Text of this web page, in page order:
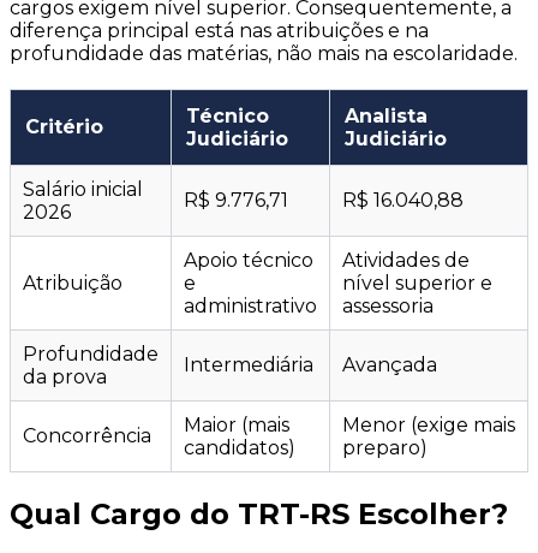
cargos exigem nível superior. Consequentemente, a
diferença principal está nas atribuições e na
profundidade das matérias, não mais na escolaridade.
Critério
Técnico
Judiciário
Analista
Judiciário
Salário inicial
2026
R$ 9.776,71 R$ 16.040,88
Atribuição
Apoio técnico
e
administrativo
Atividades de
nível superior e
assessoria
Profundidade
da prova
Intermediária Avançada
Concorrência
Maior (mais
candidatos)
Menor (exige mais
preparo)
Qual Cargo do TRT-RS Escolher?